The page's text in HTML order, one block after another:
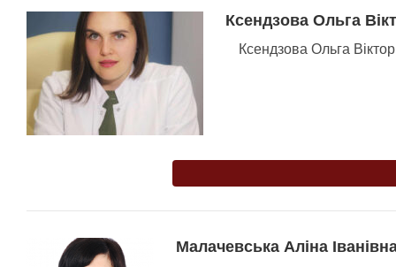
Ксендзова Ольга
Ксендзова Ольга
Малачевська Аліна